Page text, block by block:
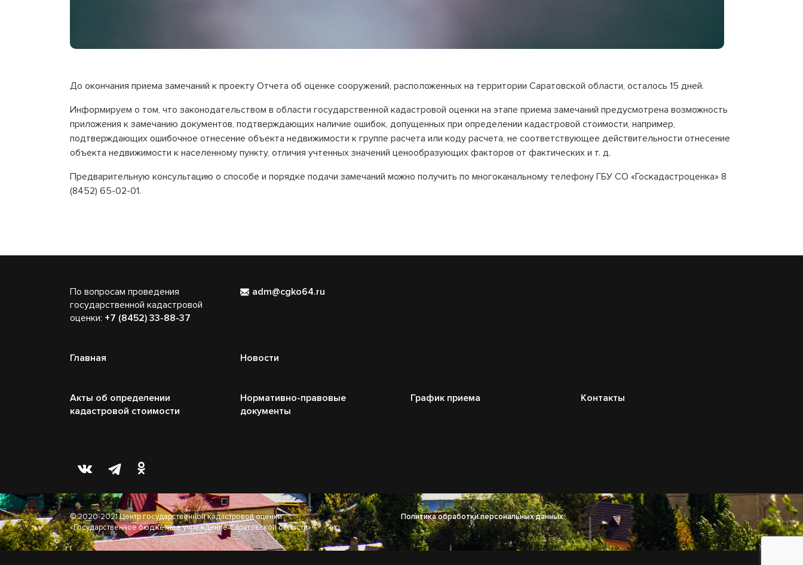
До окончания приема замечаний к проекту Отчета об оценке сооружений, расположенных на территории Саратовской области, осталось 15 дней.
Информируем о том, что законодательством в области государственной кадастровой оценки на этапе приема замечаний предусмотрена возможность
приложения к замечанию документов, подтверждающих наличие ошибок, допущенных при определении кадастровой стоимости, например,
подтверждающих ошибочное отнесение объекта недвижимости к группе расчета или коду расчета, не соответствующее действительности отнесение
объекта недвижимости к населенному пункту, отличия учтенных значений ценообразующих факторов от фактических и т. д.
Предварительную консультацию о способе и порядке подачи замечаний можно получить по многоканальному телефону ГБУ СО «Госкадастроценка» 8
(8452) 65-02-01.
По вопросам проведения
государственной кадастровой
оценки: +7 (8452) 33-88-37
adm@cgko64.ru
Главная Новости
Акты об определении
кадастровой стоимости
Нормативно-правовые
документы
График приема Контакты
© 2020-2021 Центр государственной кадастровой оценки
«Государственное бюджетное учреждение Саратовской области»
Политика обработки персональных данных